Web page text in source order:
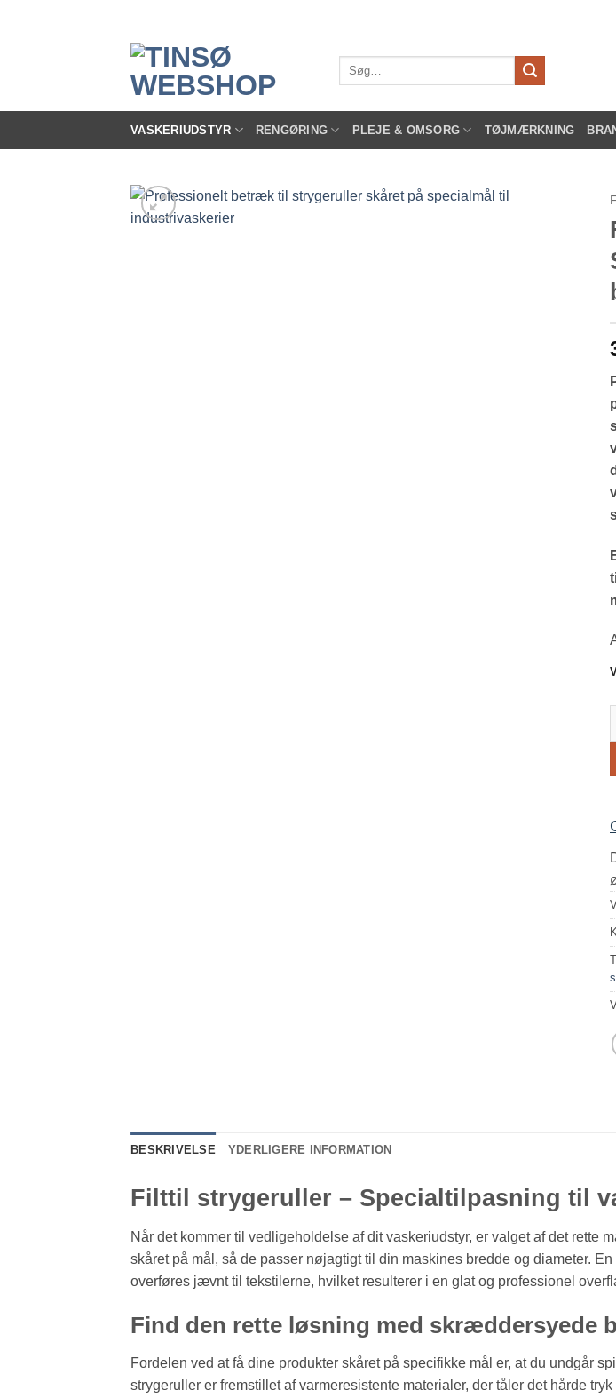
Søg
efter:
VASKERIUDSTYR RENGØRING PLEJE & OMSORG TØJMÆRKNING
BESKRIVELSE YDERLIGERE INFORMATION
Filttil strygeruller – Specialtilpasning til
Når det kommer til vedligeholdelse af dit vaskeriudstyr, er valget af det rette
skåret på mål, så de passer nøjagtigt til din maskines bredde og diameter.
overføres jævnt til tekstilerne, hvilket resulterer i en glat og professionel
Find den rette løsning med skræddersyede
Fordelen ved at få dine produkter skåret på specifikke mål er, at du undgår
strygeruller er fremstillet af varmeresistente materialer, der tåler det hårde